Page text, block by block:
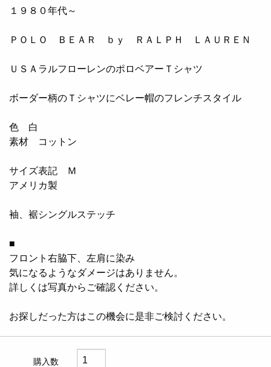
１９８０年代～
ＰＯＬＯ ＢＥＡＲ ｂｙ ＲＡＬＰＨ ＬＡＵＲＥＮ
ＵＳＡラルフローレンのポロベアーＴシャツ
ボーダー柄のＴシャツにベレー帽のフレンチスタイル
色 白
素材 コットン
サイズ表記 Ｍ
アメリカ製
袖、裾シングルステッチ
■
フロント右脇下、左肩に染み
気になるようなダメージはありません。
詳しくは写真からご確認ください。
お探しだった方はこの機会に是非ご検討ください。
購入数